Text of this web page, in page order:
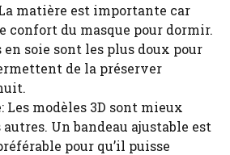
matière est importante car
confort du masque pour dormir.
en soie sont les plus doux pour
de la préserver
Les modèles 3D sont mieux
Un bandeau ajustable est
pour qu’il puisse